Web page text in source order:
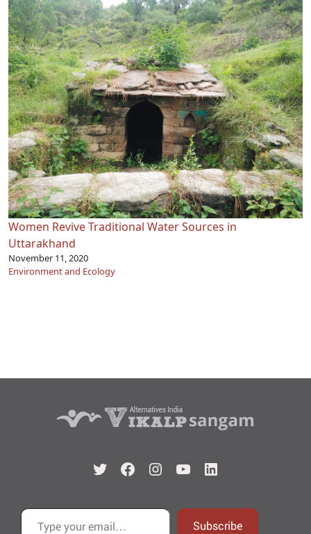
Women Revive Traditional Water Sources in
Uttarakhand
November 11, 2020
Environment and Ecology
TwitterFacebook
Instagram
YouTubeLinkedIn
Type your email…
Subscribe